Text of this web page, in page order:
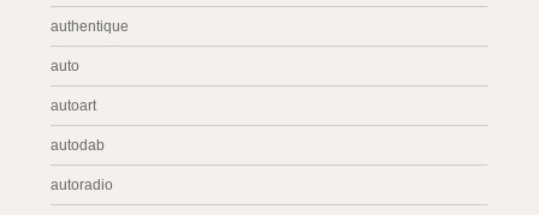
authentique
auto
autoart
autodab
autoradio